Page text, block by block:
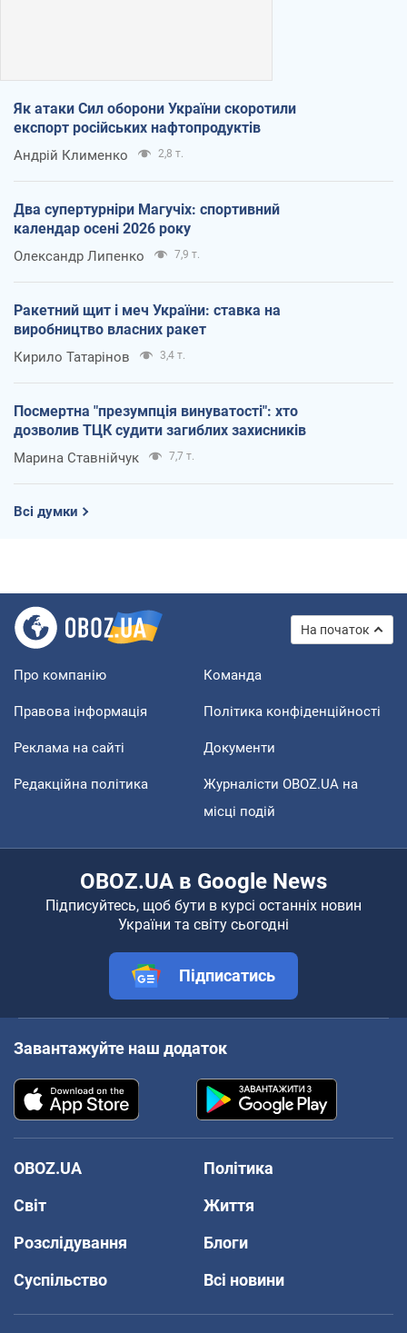
Як атаки Сил оборони України скоротили
експорт російських нафтопродуктів
Андрій Клименко 2,8 т.
Два супертурніри Магучіх: спортивний
календар осені 2026 року
Олександр Липенко 7,9 т.
Ракетний щит і меч України: ставка на
виробництво власних ракет
Кирило Татарінов 3,4 т.
Посмертна "презумпція винуватості": хто
дозволив ТЦК судити загиблих захисників
Марина Ставнійчук 7,7 т.
Всі думки
На початок
Про компанію Команда
Правова інформація Політика конфіденційності
Реклама на сайті Документи
Редакційна політика
Журналісти OBOZ.UA на
місці подій
OBOZ.UA в Google News
Підписуйтесь, щоб бути в курсі останніх новин
України та світу сьогодні
Підписатись
Завантажуйте наш додаток
OBOZ.UA
Політика
Світ
Життя
Розслідування
Блоги
Суспільство
Всі новини